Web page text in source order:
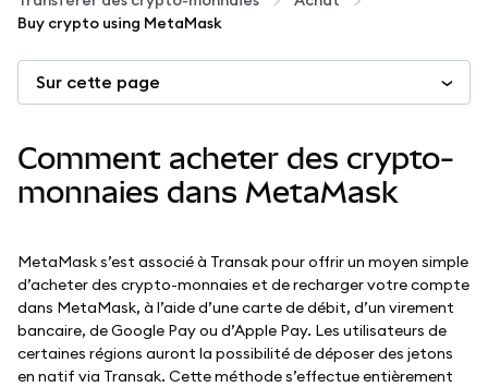
Gérer les crypto-monnaies
Autres utilisations du web3
Restez en sécurité
Buy crypto using MetaMask
Sur cette page
Comment acheter des crypto-
monnaies dans MetaMask
MetaMask s’est associé à Transak pour offrir un moyen simple
d’acheter des crypto-monnaies et de recharger votre compte
dans MetaMask, à l’aide d’une carte de débit, d’un virement
bancaire, de Google Pay ou d’Apple Pay. Les utilisateurs de
certaines régions auront la possibilité de déposer des jetons
en natif via Transak. Cette méthode s’effectue entièrement